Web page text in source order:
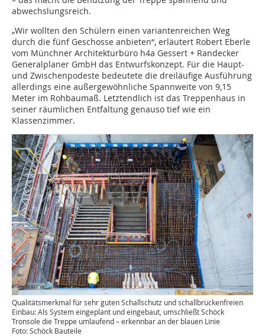
abwechslungsreich.
„Wir wollten den Schülern einen variantenreichen Weg
durch die fünf Geschosse anbieten“, erläutert Robert Eberle
vom Münchner Architekturbüro h4a Gessert + Randecker
Generalplaner GmbH das Entwurfskonzept. Für die Haupt-
und Zwischenpodeste bedeutete die dreiläufige Ausführung
allerdings eine außergewöhnliche Spannweite von 9,15
Meter im Rohbaumaß. Letztendlich ist das Treppenhaus in
seiner räumlichen Entfaltung genauso tief wie ein
Klassenzimmer.
Qualitätsmerkmal für sehr guten Schallschutz und schallbrückenfreien
Einbau: Als System eingeplant und eingebaut, umschließt Schöck
Tronsole die Treppe umlaufend – erkennbar an der blauen Linie
Foto: Schöck Bauteile